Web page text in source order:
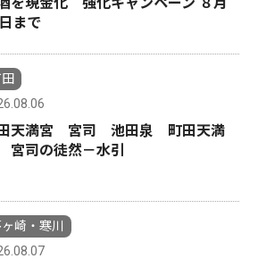
まで
天満宮 宮司 池田泉 町田天満
宮司の徒然－水引
崎・寒川